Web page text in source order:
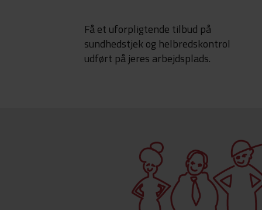
Få et uforpligtende tilbud på
sundhedstjek og helbredskontrol
udført på jeres arbejdsplads.